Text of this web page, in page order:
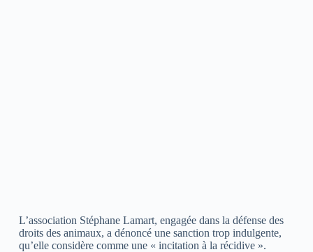
L’association Stéphane Lamart, engagée dans la défense des
droits des animaux, a dénoncé une sanction trop indulgente,
qu’elle considère comme une « incitation à la récidive ».